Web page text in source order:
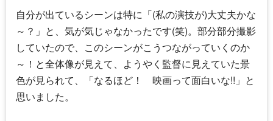
自分が出ているシーンは特に「(私の演技が)大丈夫かな
～？」と、気が気じゃなかったです(笑)。部分部分撮影
していたので、このシーンがこうつながっていくのか
～！と全体像が見えて、ようやく監督に見えていた景
色が見られて、「なるほど！ 映画って面白いな!!」と
思いました。